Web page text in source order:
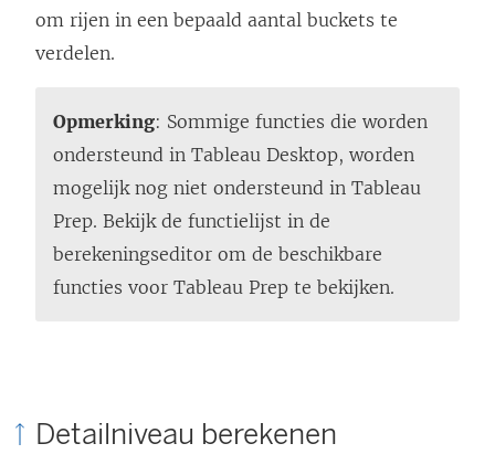
e
d
om rijen in een bepaald aantal buckets te
verdelen.
Opmerking: Sommige functies die worden
ondersteund in Tableau Desktop, worden
mogelijk nog niet ondersteund in Tableau
Prep. Bekijk de functielijst in de
berekeningseditor om de beschikbare
functies voor Tableau Prep te bekijken.
Detailniveau berekenen